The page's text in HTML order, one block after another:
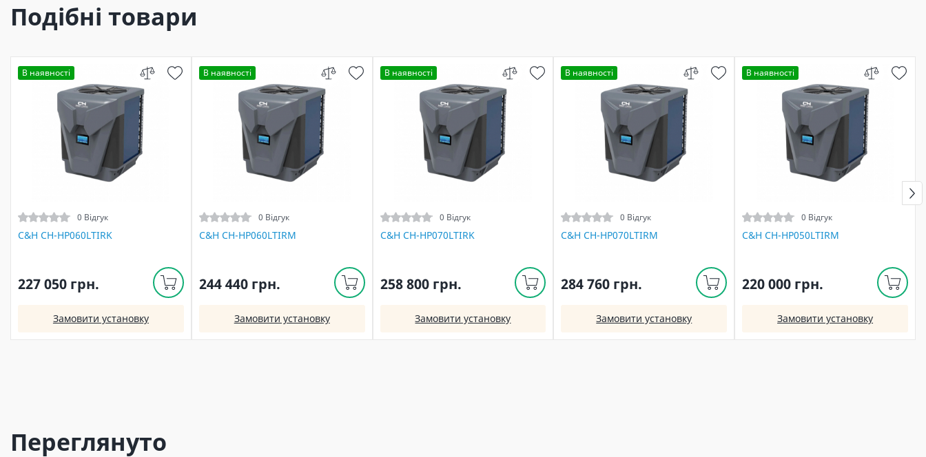
Подібні товари
В наявності
0 Відгук
C&H CH-HP060LTIRK
227 050 грн.
Замовити установку
В наявності
0 Відгук
C&H CH-HP060LTIRM
244 440 грн.
Замовити установку
В наявності
0 Відгук
C&H CH-HP070LTIRK
258 800 грн.
Замовити установку
В наявності
0 Відгук
C&H CH-HP070LTIRM
284 760 грн.
Замовити установку
В наявності
0 Відгук
C&H CH-HP050LTIRM
220 000 грн.
Замовити установку
Переглянуто